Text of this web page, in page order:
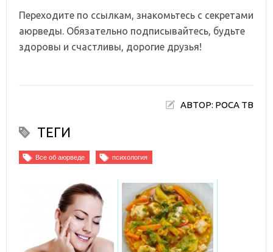
Переходите по ссылкам, знакомьтесь с секретами
аюрведы. Обязательно подписывайтесь, будьте
здоровы и счастливы, дорогие друзья!
АВТОР: РОСА ТВ
ТЕГИ
Все об аюрведе психология